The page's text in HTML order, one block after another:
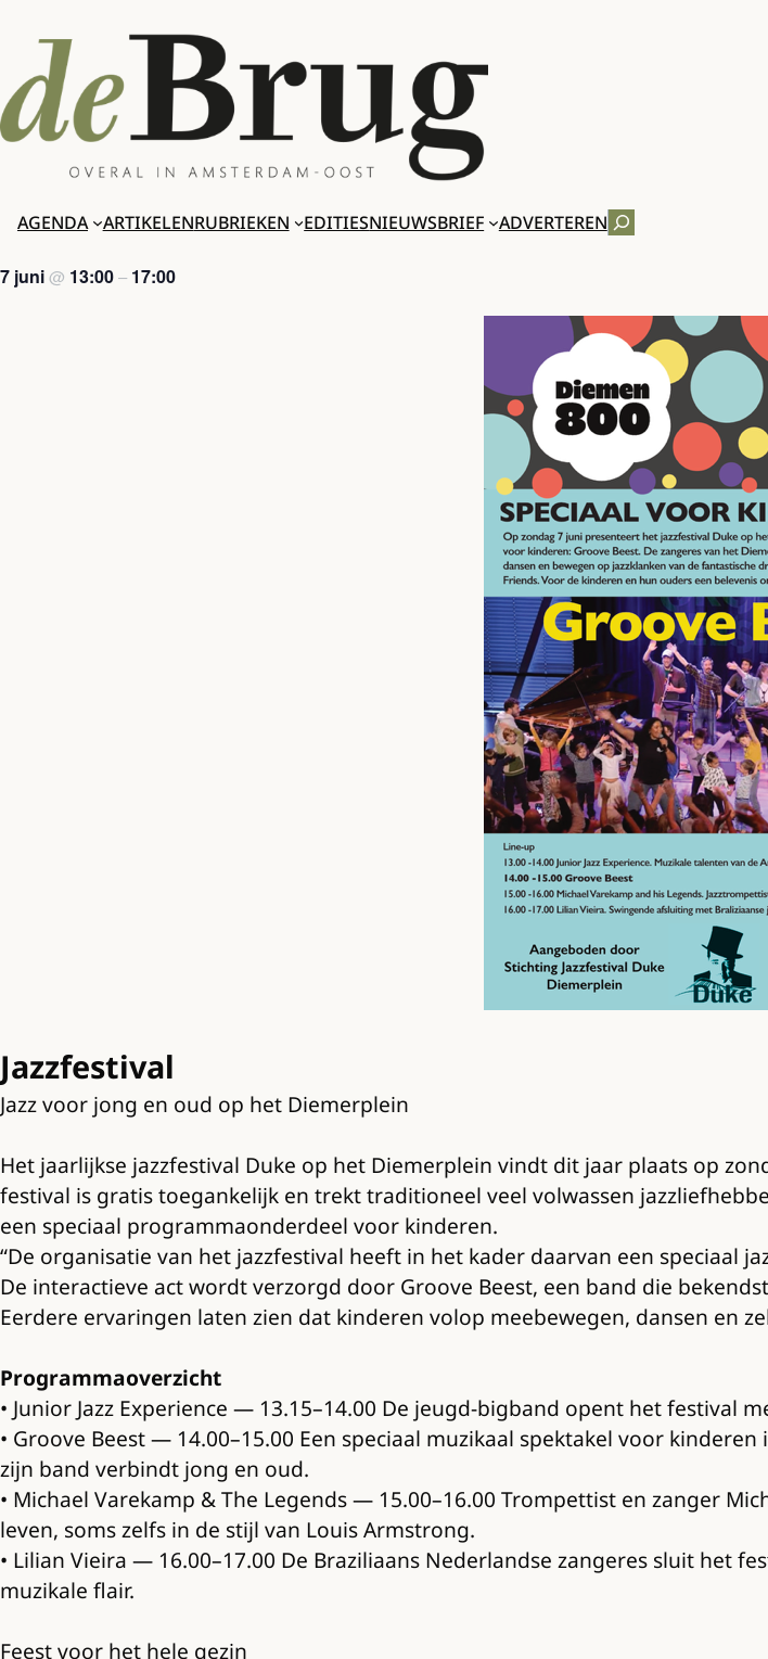
naar
inhoud
AGENDA ARTIKELENRUBRIEKEN EDITIESNIEUWSBRIEF ADVERTERENZOEKEN
7 juni@ 13:00– 17:00
Jazzfestival
Jazz voor jong en oud op het Diemerplein
Het jaarlijkse jazzfestival Duke op het Diemerplein vindt dit jaar plaats op
festival is gratis toegankelijk en trekt traditioneel veel volwassen
een speciaal programmaonderdeel voor kinderen.
“De organisatie van het jazzfestival heeft in het kader daarvan een speciaal
De interactieve act wordt verzorgd door Groove Beest, een band die
Eerdere ervaringen laten zien dat kinderen volop meebewegen, dansen en
Programmaoverzicht
• Junior Jazz Experience — 13.15–14.00 De jeugd-bigband opent het festival
• Groove Beest — 14.00–15.00 Een speciaal muzikaal spektakel voor
zijn band verbindt jong en oud.
• Michael Varekamp & The Legends — 15.00–16.00 Trompettist en zanger
leven, soms zelfs in de stijl van Louis Armstrong.
• Lilian Vieira — 16.00–17.00 De Braziliaans Nederlandse zangeres sluit het
muzikale flair.
Feest voor het hele gezin